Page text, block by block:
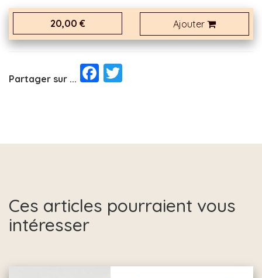
20,00 € Ajouter
Partager sur ...
Facebook
Ces articles pourraient vous
intéresser